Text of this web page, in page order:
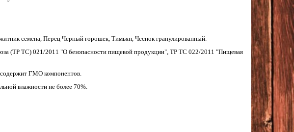
семена, Перец Черный горошек, Тимьян, Чеснок гранулированный.
(ТР ТС) 021/2011 "О безопасности пищевой продукции", ТР ТС 022/2011 "Пищевая
содержит ГМО компонентов.
влажности не более 70%.